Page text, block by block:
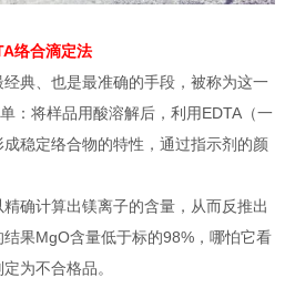
络合滴定法
典、也是最准确的手段，被称为这一
：将样品用酸溶解后，利用EDTA（一
稳定络合物的特性，通过指示剂的颜
确计算出镁离子的含量，从而反推出
果MgO含量低于标的98%，哪怕它看
为不合格品。